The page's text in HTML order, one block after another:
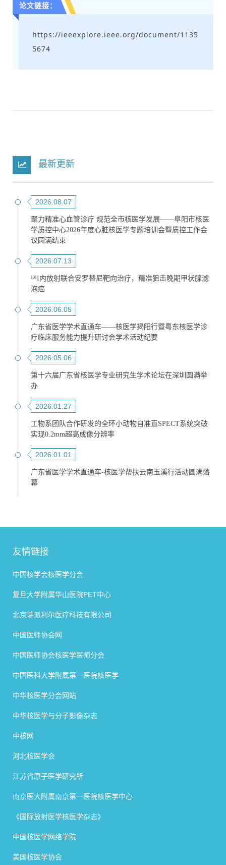
论文链接：
https://ieeexplore.ieee.org/document/1135
5674
最新更新
2026.08.07
聚力精准心血管诊疗 规范全市核医学发展——阜阳市核医
学质控中心2026年度心脏核医学专题培训会暨质控工作会
议圆满结束
2026.07.13
¹³¹I内放射联合安罗替尼靶向治疗，精准狙击晚期甲状腺滤
泡癌
2026.06.05
广东省医学学术直通车——核医学揭阳行暨粤东核医学诊
疗临床服务能力提升研讨会学术活动纪要
2026.05.06
第十六届广东省核医学专业研究生学术论坛在深圳圆满举
办
2026.01.27
工物系团队合作研发的全环小动物自准直SPECT系统突破
实现0.2mm超高成像分辨率
2026.01.01
广东省医学学术直通车-核医学帮扶云南玉溪行活动圆满落
幕
友情链接
中国核学会核医学分会
复旦大学附属华山医院PET中心
北京瑞派利尔医疗科技有限公司
中国医师协会网
中国医师协会核医学医师分会
中国医科大学附属第一医院核医学
中华核医学分会网站
中华核医学与分子影像杂志
中核网
河北核医学会
江苏省原子医学研究所
南京医大附属南京第一医院核医学中心
《国际放射医学核医学杂志》
中国核医学网络学院
美国核医学协会